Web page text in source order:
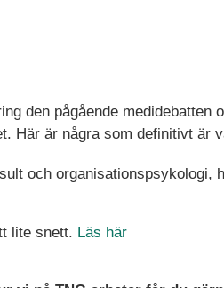
den pågående medidebatten
Här är några som definitivt är
och organisationspsykologi,
lite snett. Läs här